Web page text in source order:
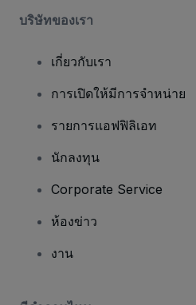
บริษัทของเรา
เกี่ยวกับเรา
การเปิดให้มีการจำหน่าย
รายการแอฟฟิลิเอท
นักลงทุน
Corporate Service
ห้องข่าว
งาน